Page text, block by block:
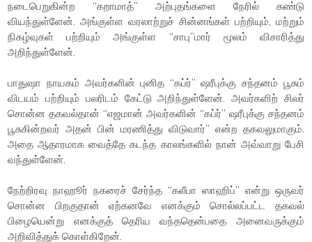
நடைபெறுகின்ற “கறாமாத்” அற்புதங்களை நேரில் கண்டு
வியந்துள்ளேன். அங்குள்ள வரலாற்றுச் சின்னங்கள் பற்றியும், மற்றும்
நிகழ்வுகள் பற்றியும் அங்குள்ள “சாபு”மார் மூலம் விசாரித்து
அறிந்துள்ளேன்.
பாதுஷா நாயகம் அவர்களின் புனித “கப்ர்” ஷரீபுக்கு சந்தனம் பூசும்
விடயம் பற்றியும் பலரிடம் கேட்டு அறிந்துள்ளேன். அவர்களிற் சிலர்
சொன்ன தகவல்தான் “எஜமான் அவர்களின் “கப்ர்” ஷரீபுக்கு சந்தனம்
பூசுகின்றவர் அதன் பின் மரணித்து விடுவார்” என்ற தகவலுமாகும்.
அதை ஆதாரமாக வைத்தே கடந்த காலங்களில் நான் அவ்வாறு பேசி
வந்துள்ளேன்.
நேற்றிரவு நாஹூர் நகரைச் சேர்ந்த “கலீபா ஸாஹிப்” என்று ஒருவர்
சொன்ன பிறகுதான் ஏற்கனவே எனக்கும் சொல்லப்பட்ட தகவல்
பிழையென்று எனக்குத் தெரிய வந்ததென்பதை அனைவருக்கும்
அறிவித்துக் கொள்கிறேன்.